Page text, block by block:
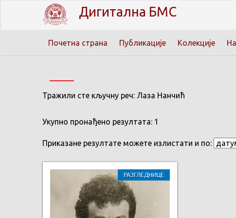
Дигитална БМС
Почетна страна Публикације Колекције
Тражили сте кључну реч: Лаза Нанчић
Укупно пронађено резултата: 1
Приказане резултате можете излистати и по:
РАЗГЛЕДНИЦЕ